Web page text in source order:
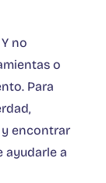
no
o
Para
encontrar
ayudarle a